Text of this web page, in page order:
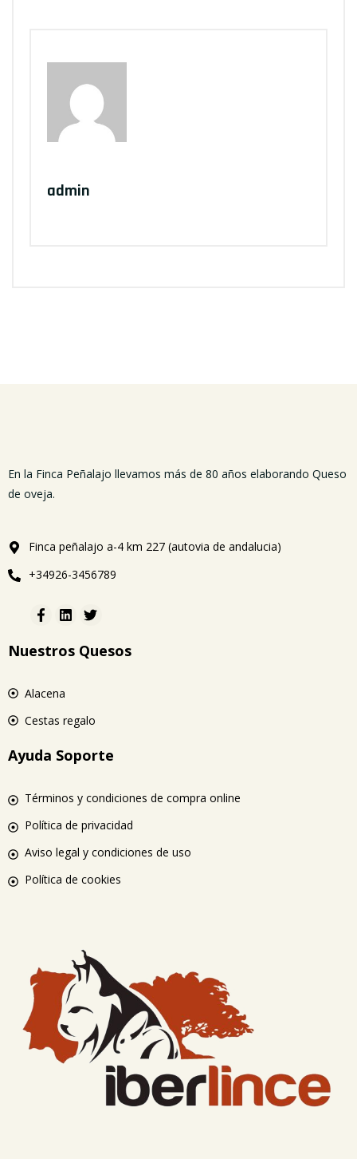
admin
En la Finca Peñalajo llevamos más de 80 años elaborando Queso
de oveja.
Finca peñalajo a-4 km 227 (autovia de andalucia)
+34926-3456789
Nuestros Quesos
Alacena
Cestas regalo
Ayuda Soporte
Términos y condiciones de compra online
Política de privacidad
Aviso legal y condiciones de uso
Política de cookies